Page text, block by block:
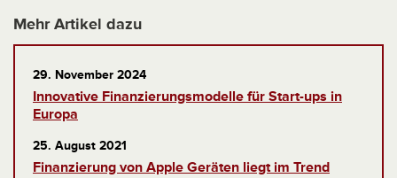
Mehr Artikel dazu
29. November 2024
Innovative Finanzierungsmodelle für Start-ups in
Europa
25. August 2021
Finanzierung von Apple Geräten liegt im Trend